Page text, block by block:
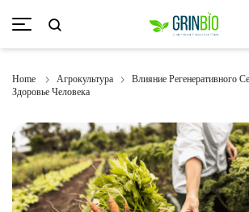
Home Агрокультура
Влияние Регенеративного
Здоровье Человека